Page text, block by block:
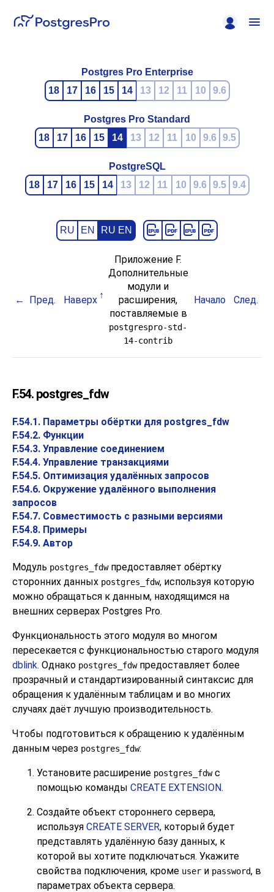
Postgres Pro Enterprise
18
17 16 15 14 13 12 11 10 9.6
Postgres Pro Standard
18
17 16 15 14 13 12 11 10 9.6 9.5
PostgreSQL
18
17 16 15 14 13 12 11 10 9.6 9.5 9.4
RU EN RU EN
Пред. Наверх
Приложение F.
Дополнительные
модули и
расширения,
поставляемые в
postgrespro-std-
14-contrib
Начало След.
F.54. postgres_fdw
F.54.1. Параметры обёртки для postgres_fdw
F.54.2. Функции
F.54.3. Управление соединением
F.54.4. Управление транзакциями
F.54.5. Оптимизация удалённых запросов
F.54.6. Окружение удалённого выполнения
запросов
F.54.7. Совместимость с разными версиями
F.54.8. Примеры
F.54.9. Автор
Модуль postgres_fdwпредоставляет обёртку
сторонних данных postgres_fdw, используя которую
можно обращаться к данным, находящимся на
внешних серверах Postgres Pro.
Функциональность этого модуля во многом
пересекается с функциональностью старого модуля
dblink. Однако postgres_fdwпредоставляет более
прозрачный и стандартизированный синтаксис для
обращения к удалённым таблицам и во многих
случаях даёт лучшую производительность.
Чтобы подготовиться к обращению к удалённым
данным через postgres_fdw:
Установите расширение postgres_fdwс
помощью команды CREATE EXTENSION.
Создайте объект стороннего сервера,
используя CREATE SERVER, который будет
представлять удалённую базу данных, к
которой вы хотите подключаться. Укажите
свойства подключения, кроме user и password, в
параметрах объекта сервера.